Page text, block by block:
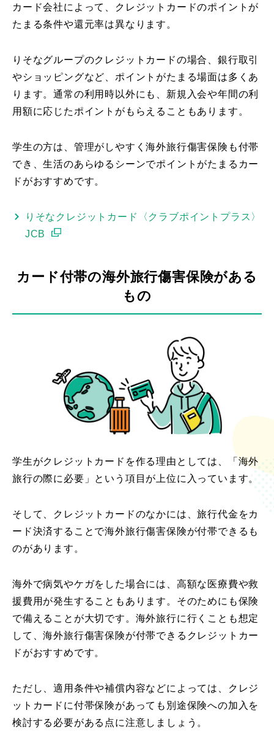
カード会社によって、クレジットカードのポイントが
たまる条件や還元率は異なります。
りそなグループのクレジットカードの場合、銀行取引
やショッピングなど、ポイントがたまる場面は多くあ
ります。通常の利用時以外にも、新規入会や年間の利
用額に応じたポイントがもらえることもあります。
学生の方は、管理がしやすく海外旅行傷害保険も付帯
でき、生活のあらゆるシーンでポイントがたまるカー
ドがおすすめです。
りそなクレジットカード〈クラブポイントプラス〉
JCB
カード付帯の海外旅行傷害保険がある
もの
学生がクレジットカードを作る理由としては、「海外
旅行の際に必要」という項目が上位に入っています。
そして、クレジットカードのなかには、旅行代金をカ
ード決済することで海外旅行傷害保険が付帯できるも
のがあります。
海外で病気やケガをした場合には、高額な医療費や救
援費用が発生することもあります。そのためにも保険
で備えることが大切です。海外旅行に行くことも想定
して、海外旅行傷害保険が付帯できるクレジットカー
ドがおすすめです。
ただし、適用条件や補償内容などによっては、クレジ
ットカードに付帯保険があっても別途保険への加入を
検討する必要がある点に注意しましょう。